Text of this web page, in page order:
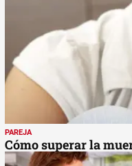
PAREJA
Cómo superar la